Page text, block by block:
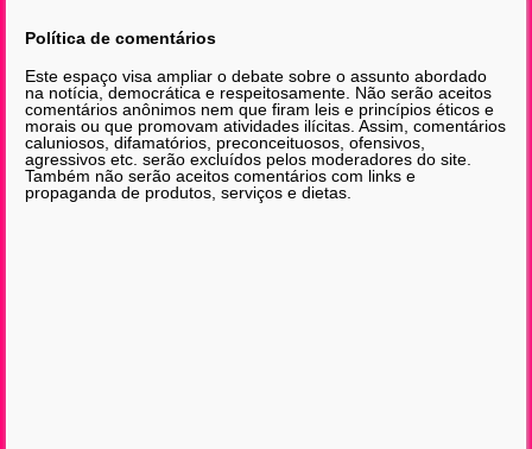
Política de comentários
Este espaço visa ampliar o debate sobre o assunto abordado
na notícia, democrática e respeitosamente. Não serão aceitos
comentários anônimos nem que firam leis e princípios éticos e
morais ou que promovam atividades ilícitas. Assim, comentários
caluniosos, difamatórios, preconceituosos, ofensivos,
agressivos etc. serão excluídos pelos moderadores do site.
Também não serão aceitos comentários com links e
propaganda de produtos, serviços e dietas.